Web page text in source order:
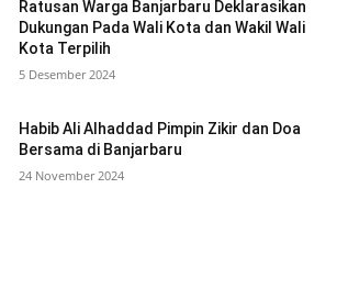
Ratusan Warga Banjarbaru Deklarasikan
Dukungan Pada Wali Kota dan Wakil Wali
Kota Terpilih
5 Desember 2024
Habib Ali Alhaddad Pimpin Zikir dan Doa
Bersama di Banjarbaru
24 November 2024